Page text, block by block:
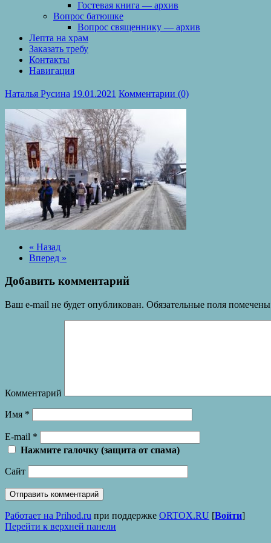
Гостевая книга — архив
Вопрос батюшке
Вопрос священнику — архив
Лепта на храм
Заказать требу
Контакты
Навигация
Наталья Русина 19.01.2021 Комментарии (0)
« Назад
Вперед »
Добавить комментарий
Ваш e-mail не будет опубликован. Обязательные поля
Комментарий
Имя *
E-mail *
Нажмите галочку (защита от спама)
Сайт
Работает на Prihod.ru при поддержке ORTOX.RU [Войти]
Перейти к верхней панели